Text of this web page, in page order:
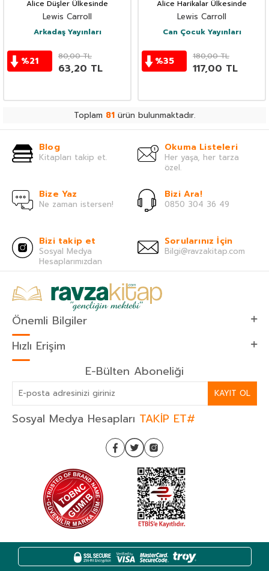
Alice Düşler Ülkesinde
Lewis Carroll
Arkadaş Yayınları
%21 80,00TL
63,20 TL
Alice Harikalar Ülkesinde
Lewis Carroll
Can Çocuk Yayınları
%35 180,00TL
117,00 TL
Toplam 81 ürün bulunmaktadır.
Blog
Kitapları takip et.
Okuma Listeleri
Her yaşa, her tarza
özel.
Bize Yaz
Ne zaman istersen!
Bizi Ara!
0850 304 36 49
Bizi takip et
Sosyal Medya
Hesaplarımızdan
Sorularınız İçin
Bilgi@ravzakitap.com
Önemli Bilgiler
Hızlı Erişim
E-Bülten Aboneliği
KAYIT OL
Sosyal Medya Hesapları TAKİP ET#